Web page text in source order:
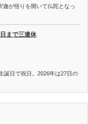
が悟りを開いて仏陀となっ
まで三連休
誕日で祝日。2026年は27日の